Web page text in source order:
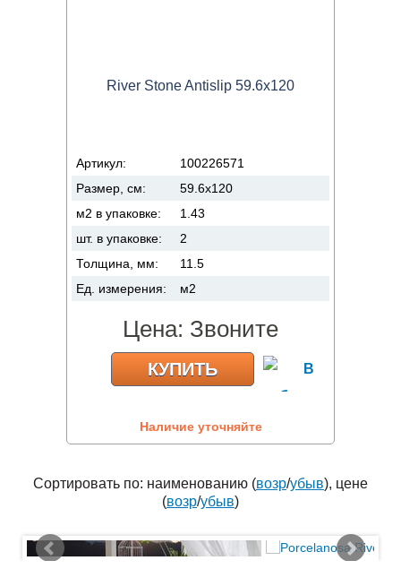
River Stone Antislip 59.6x120
Артикул:
100226571
Размер, см:
59.6x120
м2 в упаковке:
1.43
шт. в упаковке:
2
Толщина, мм:
11.5
Ед. измерения:
м2
Цена: Звоните
КУПИТЬ
Наличие уточняйте
Сортировать по: наименованию (возр/убыв), цене
(возр/убыв)